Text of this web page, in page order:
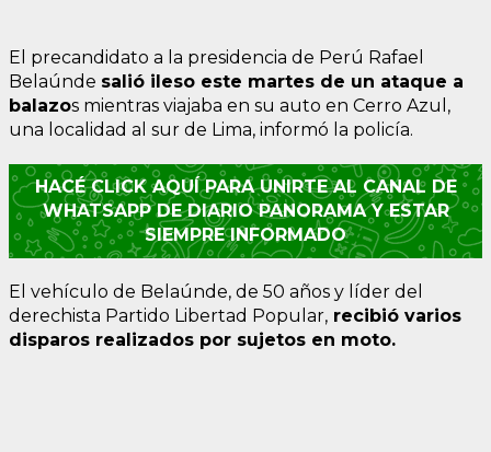
El precandidato a la presidencia de Perú Rafael
Belaúnde salió ileso este martes de un ataque a
balazos mientras viajaba en su auto en Cerro Azul,
una localidad al sur de Lima, informó la policía.
HACÉ CLICK AQUÍ PARA UNIRTE AL CANAL DE
WHATSAPP DE DIARIO PANORAMA Y ESTAR
SIEMPRE INFORMADO
El vehículo de Belaúnde, de 50 años y líder del
derechista Partido Libertad Popular, recibió varios
disparos realizados por sujetos en moto.